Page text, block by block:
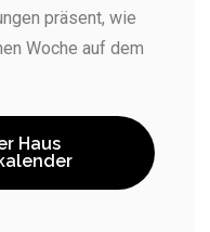
präsent, wie
Woche auf dem
Haus